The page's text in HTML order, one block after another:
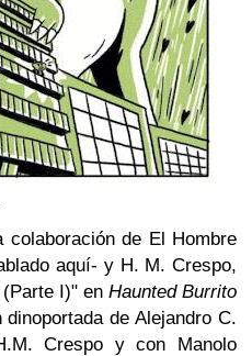
colaboración de El Hombre
aquí- y H. M. Crespo,
I)" en Haunted Burrito
de Alejandro C.
Crespo y con Manolo